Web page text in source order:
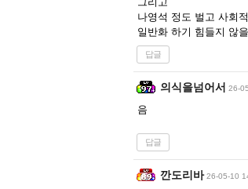
나영석 정도 벌고 사회
일반화 하기 힘들지 않
답글
의식을넘어서 26-
음
답글
깐도리바 26-05-10